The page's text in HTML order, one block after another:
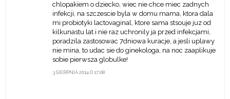
3 SIERPNIA 2014 O 17:08
chlopakiem o dziecko, wiec nie chce miec zadnych
infekcji, na szczescie byla w domu mama, ktora dala
mi probiotyki lactovaginal, ktore sama stsouje juz od
kilkunastu lat i nie raz uchronily ja przed infekcjami,
poradzila zastosowac 7dniowa kuracje, a jesli uplawy
nie mina, to udac sie do ginekologa, na noc zaaplikuje
sobie pierwsza globulke!